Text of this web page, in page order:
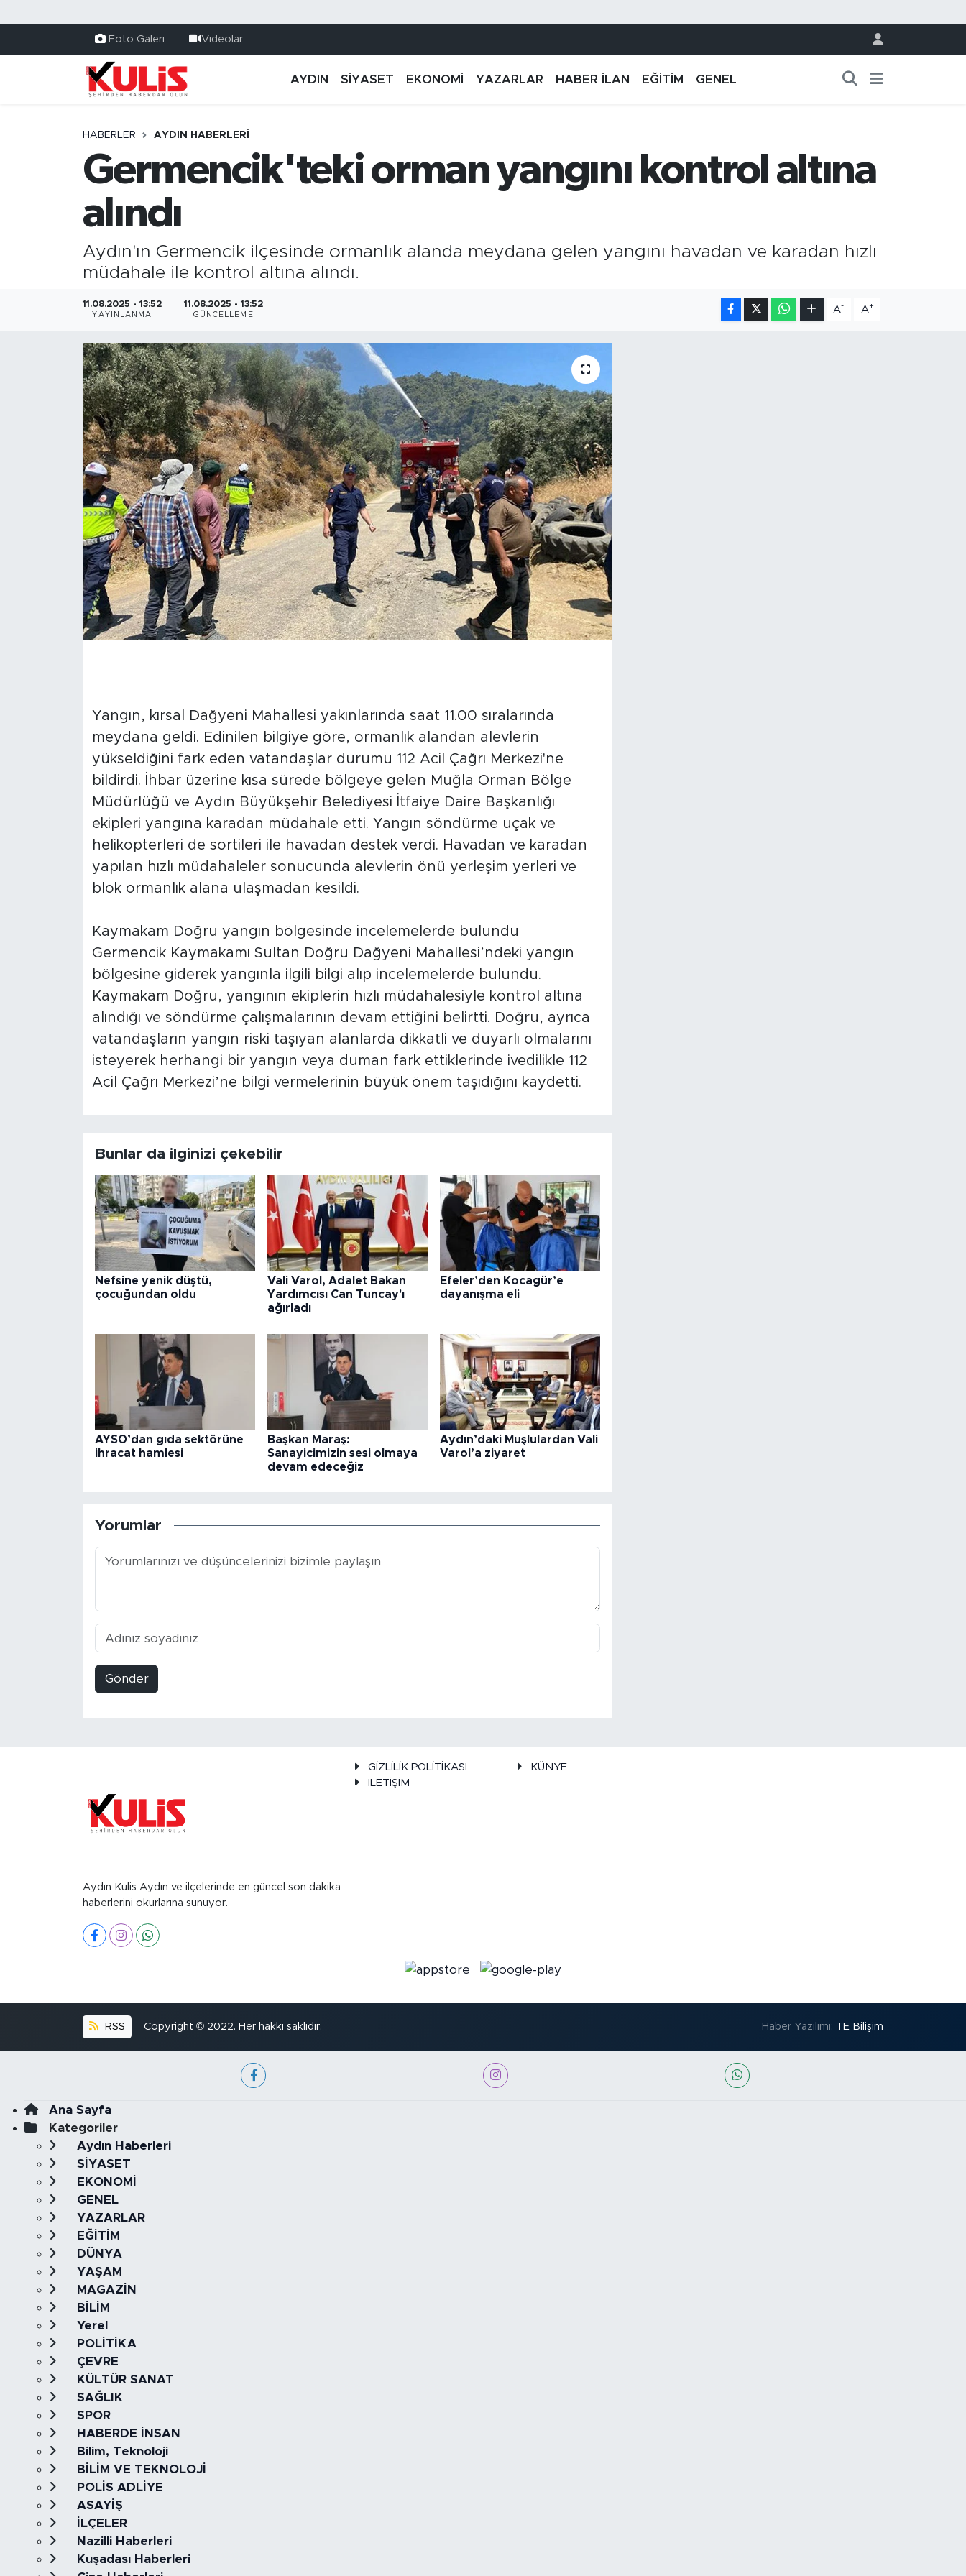
Foto Galeri Videolar
AYDIN SİYASET EKONOMİ YAZARLAR HABER İLAN EĞİTİM GENEL
HABERLER AYDIN HABERLERI
Germencik'teki orman yangını kontrol altına
alındı
Aydın'ın Germencik ilçesinde ormanlık alanda meydana gelen yangını havadan ve karadan hızlı
müdahale ile kontrol altına alındı.
11.08.2025 - 13:52
YAYINLANMA
11.08.2025 - 13:52
GÜNCELLEME
A- A+
Yangın, kırsal Dağyeni Mahallesi yakınlarında saat 11.00 sıralarında
meydana geldi. Edinilen bilgiye göre, ormanlık alandan alevlerin
yükseldiğini fark eden vatandaşlar durumu 112 Acil Çağrı Merkezi'ne
bildirdi. İhbar üzerine kısa sürede bölgeye gelen Muğla Orman Bölge
Müdürlüğü ve Aydın Büyükşehir Belediyesi İtfaiye Daire Başkanlığı
ekipleri yangına karadan müdahale etti. Yangın söndürme uçak ve
helikopterleri de sortileri ile havadan destek verdi. Havadan ve karadan
yapılan hızlı müdahaleler sonucunda alevlerin önü yerleşim yerleri ve
blok ormanlık alana ulaşmadan kesildi.
Kaymakam Doğru yangın bölgesinde incelemelerde bulundu
Germencik Kaymakamı Sultan Doğru Dağyeni Mahallesi’ndeki yangın
bölgesine giderek yangınla ilgili bilgi alıp incelemelerde bulundu.
Kaymakam Doğru, yangının ekiplerin hızlı müdahalesiyle kontrol altına
alındığı ve söndürme çalışmalarının devam ettiğini belirtti. Doğru, ayrıca
vatandaşların yangın riski taşıyan alanlarda dikkatli ve duyarlı olmalarını
isteyerek herhangi bir yangın veya duman fark ettiklerinde ivedilikle 112
Acil Çağrı Merkezi’ne bilgi vermelerinin büyük önem taşıdığını kaydetti.
Bunlar da ilginizi çekebilir
Nefsine yenik düştü,
çocuğundan oldu
Vali Varol, Adalet Bakan
Yardımcısı Can Tuncay'ı
ağırladı
Efeler’den Kocagür’e
dayanışma eli
AYSO’dan gıda sektörüne
ihracat hamlesi
Başkan Maraş:
Sanayicimizin sesi olmaya
devam edeceğiz
Aydın’daki Muşlulardan Vali
Varol’a ziyaret
Yorumlar
Gönder
Aydın Kulis Aydın ve ilçelerinde en güncel son dakika
haberlerini okurlarına sunuyor.
GİZLİLİK POLİTİKASI
KÜNYE
İLETİŞİM
RSS Copyright © 2022. Her hakkı saklıdır. Haber Yazılımı: TE Bilişim
Ana Sayfa
Kategoriler
Aydın Haberleri
SİYASET
EKONOMİ
GENEL
YAZARLAR
EĞİTİM
DÜNYA
YAŞAM
MAGAZİN
BİLİM
Yerel
POLİTİKA
ÇEVRE
KÜLTÜR SANAT
SAĞLIK
SPOR
HABERDE İNSAN
Bilim, Teknoloji
BİLİM VE TEKNOLOJİ
POLİS ADLİYE
ASAYİŞ
İLÇELER
Nazilli Haberleri
Kuşadası Haberleri